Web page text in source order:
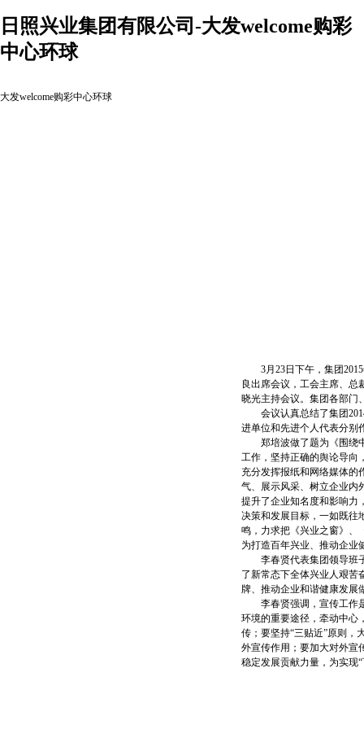
日照兴业集团有限公司-大发welcome购彩
中心环球
大发welcome购彩中心环球
3月23日下午，集团2015
良出席会议，工会主席、
晓光主持会议。集团各部门
会议认真总结了集团2014
进单位和先进个人代表分别
郑培波做了题为《围绕中
工作，坚持正确的舆论导向
充分发挥报纸和网络媒体的
气、展示风采、树立企业内
提升了企业知名度和影响力
决策和发展目标，一如既往
鸣，力求把《兴业之窗》、
为打造百年兴业、推动企业
李春贤代表集团领导班子
了新常态下全体兴业人艰苦
牌、推动企业和谐健康发展
李春贤强调，宣传工作是
环境的重要途径，牵动中心
传；要坚持“三贴近”原则，
外宣传作用；要加大对外宣
稳定发展贡献力量，为实现